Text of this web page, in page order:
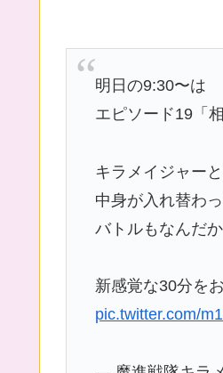
明日の9:30〜は
エピソード19「
キラメイジャー
中身が入れ替わ
バトルもなんだ
新感覚な30分を
pic.twitter.com/
— 魔進戦隊キラ